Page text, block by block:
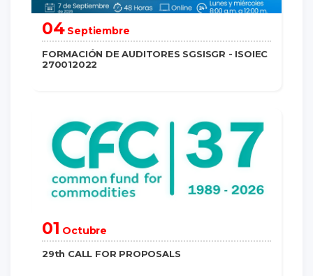
04Septiembre
FORMACIÓN DE AUDITORES SGSISGR - ISOIEC
270012022
01 Octubre
29th CALL FOR PROPOSALS